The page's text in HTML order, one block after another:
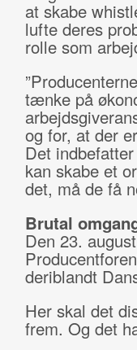
at skabe
lufte deres
rolle som
tænke på
og for, at der
Det
kan skabe et
det, må de få
Brutal
Den 23.
deriblandt
Her skal det
frem. Og det